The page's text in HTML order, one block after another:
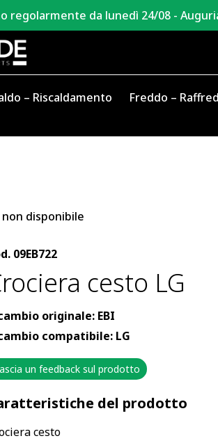
regolarmente da lunedì 24/08 -
– Riscaldamento Freddo –
non disponibile
09EB722
cesto LG
originale: EBI
compatibile: LG
un feedback sul prodotto
del prodotto
cesto